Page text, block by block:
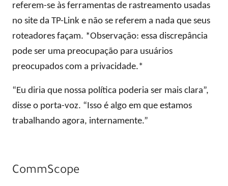
referem-se às ferramentas de rastreamento usadas
no site da TP-Link e não se referem a nada que seus
roteadores façam. *Observação: essa discrepância
pode ser uma preocupação para usuários
preocupados com a privacidade.*
“Eu diria que nossa política poderia ser mais clara”,
disse o porta-voz. “Isso é algo em que estamos
trabalhando agora, internamente.”
CommScope